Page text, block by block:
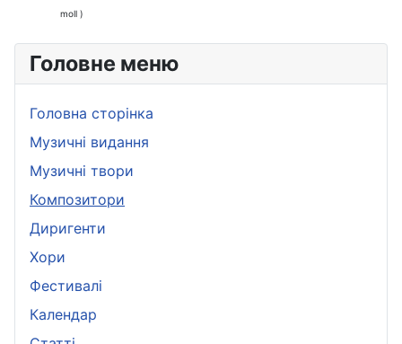
Головне меню
Головна сторінка
Музичні видання
Музичні твори
Композитори
Диригенти
Хори
Фестивалі
Календар
moll )